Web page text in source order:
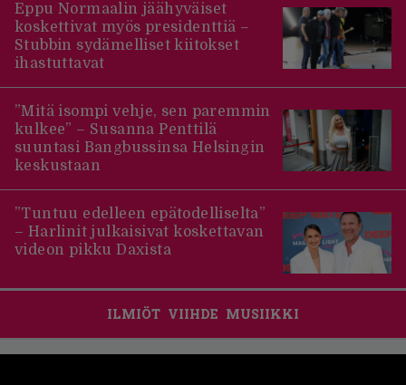
Eppu Normaalin jäähyväiset
koskettivat myös presidenttiä –
Stubbin sydämelliset kiitokset
ihastuttavat
”Mitä isompi vehje, sen paremmin
kulkee” – Susanna Penttilä
suuntasi Bangbussinsa Helsingin
keskustaan
”Tuntuu edelleen epätodelliselta”
– Harlinit julkaisivat koskettavan
videon pikku Daxista
ILMIÖT VIIHDE MUSIIKKI